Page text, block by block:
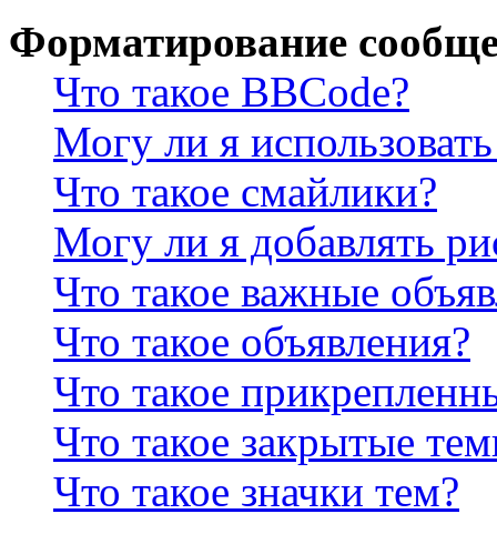
Форматирование
Что такое BBCode?
Могу ли я
Что такое смайлики?
Могу ли я добавлять
Что такое важные
Что такое объявления?
Что такое
Что такое закрытые
Что такое значки тем?